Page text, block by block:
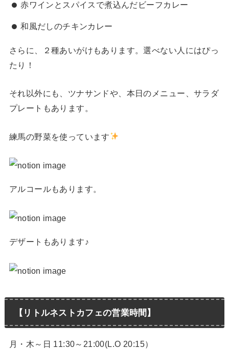
赤ワインとスパイスで煮込んだビーフカレー
和風だしのチキンカレー
さらに、２種あいがけもあります。選べない人にはぴっ
たり！
それ以外にも、ツナサンドや、本日のメニュー、サラダ
プレートもあります。
練馬の野菜を使っています
アルコールもあります。
デザートもあります♪
【リトルネストカフェの営業時間】
月・木～日 11:30～21:00(L.O 20:15）